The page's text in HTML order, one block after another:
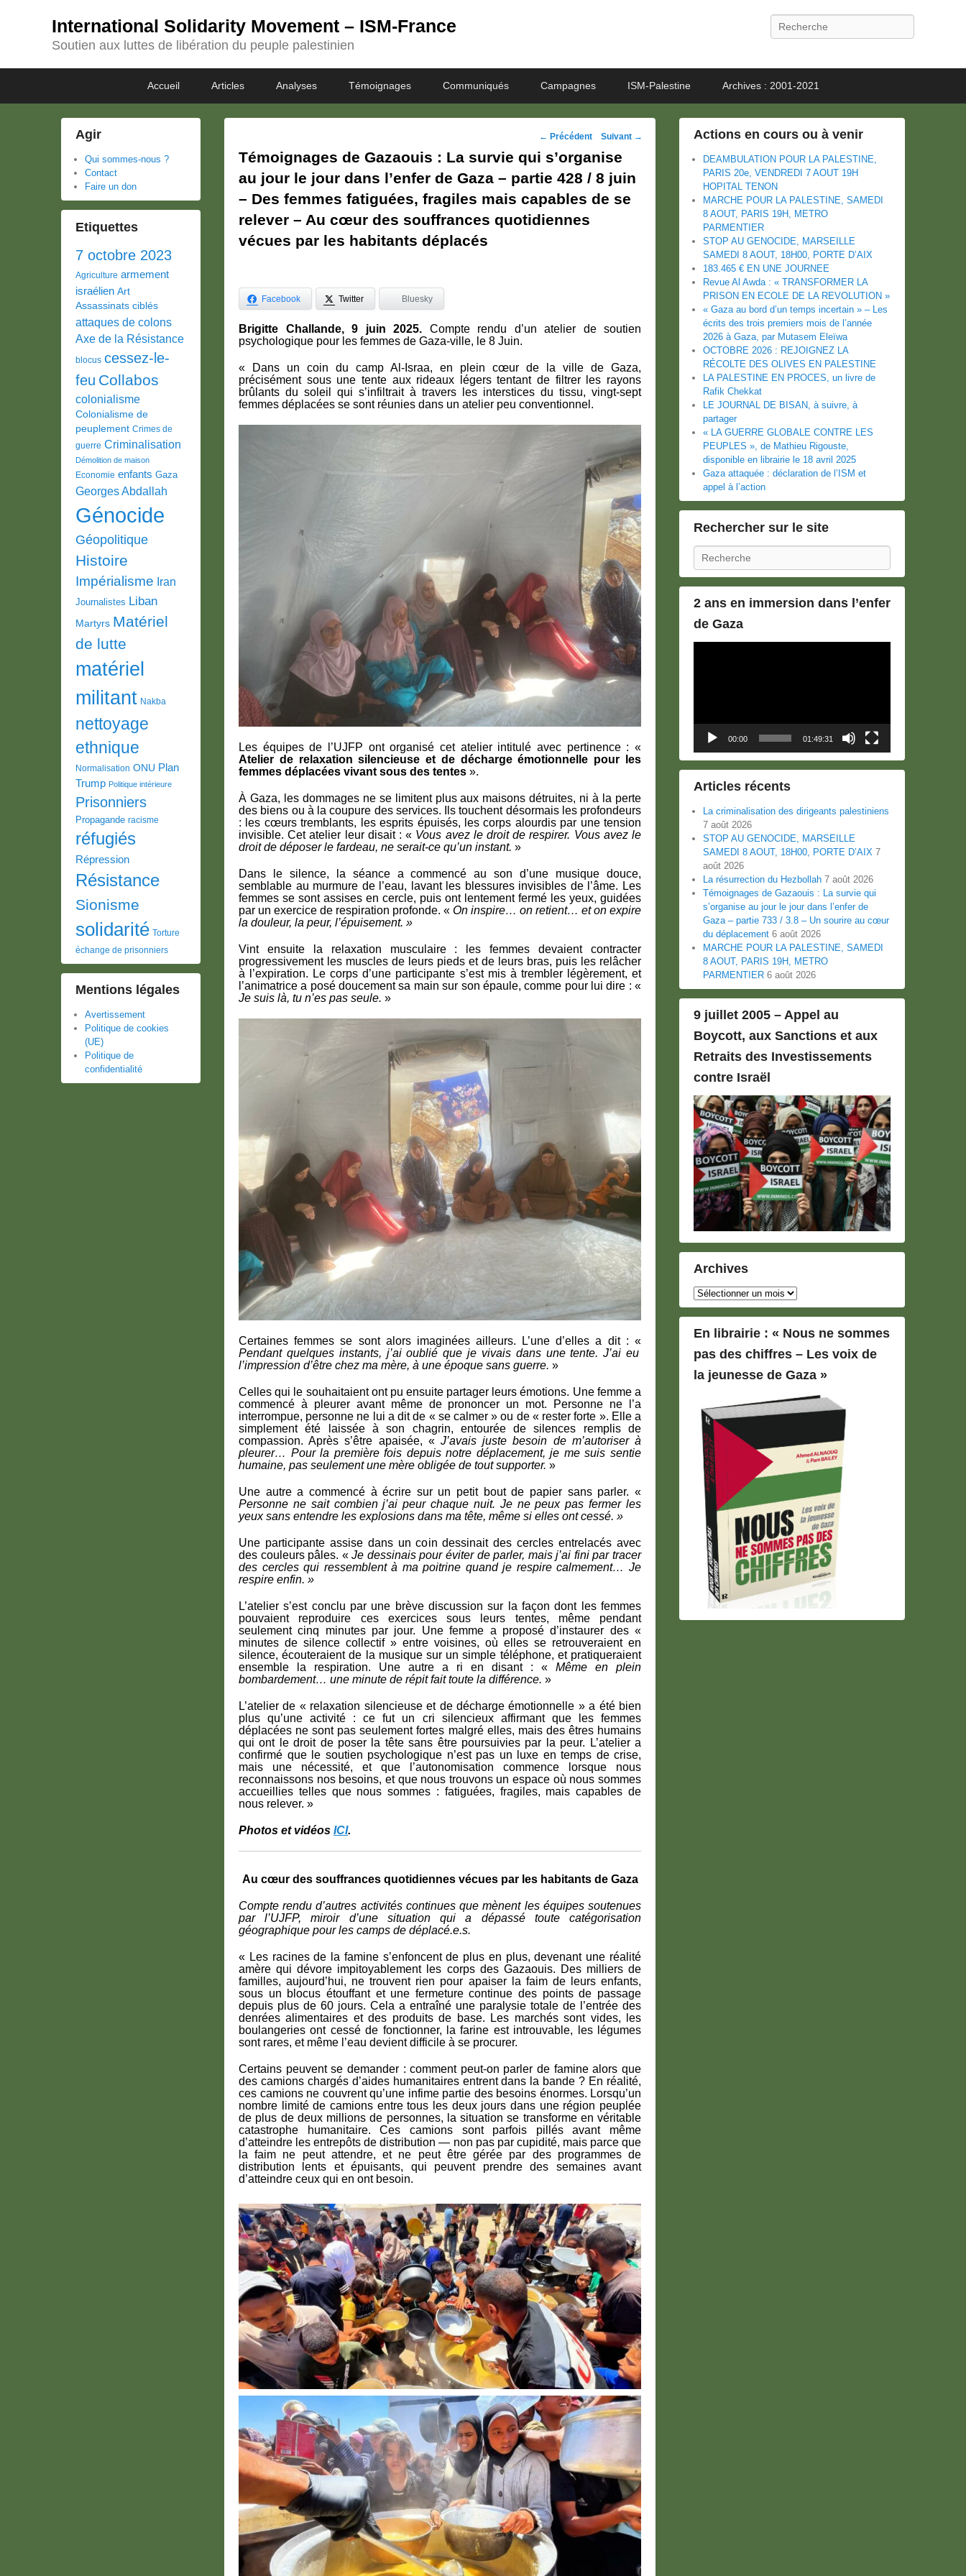
International Solidarity Movement – ISM-France
Soutien aux luttes de libération du peuple palestinien
Recherche
menu
Accueil Articles Analyses Témoignages Communiqués Campagnes ISM-Palestine Archives : 2001-2021
Navigation
des
posts
← Précédent Suivant →
Témoignages de Gazaouis : La survie qui s’organise
au jour le jour dans l’enfer de Gaza – partie 428 / 8 juin
– Des femmes fatiguées, fragiles mais capables de se
relever – Au cœur des souffrances quotidiennes
vécues par les habitants déplacés
Facebook Twitter Bluesky
Brigitte Challande, 9 juin 2025. Compte rendu d’un atelier de soutien
psychologique pour les femmes de Gaza-ville, le 8 Juin.
« Dans un coin du camp Al-Israa, en plein cœur de la ville de Gaza,
précisément sous une tente aux rideaux légers tentant de filtrer les rayons
brûlants du soleil qui s’infiltrait à travers les interstices du tissu, vingt-sept
femmes déplacées se sont réunies dans un atelier peu conventionnel.
Les équipes de l’UJFP ont organisé cet atelier intitulé avec pertinence : «
Atelier de relaxation silencieuse et de décharge émotionnelle pour les
femmes déplacées vivant sous des tentes ».
À Gaza, les dommages ne se limitent plus aux maisons détruites, ni à la perte
des biens ou à la coupure des services. Ils touchent désormais les profondeurs
: les cœurs tremblants, les esprits épuisés, les corps alourdis par une tension
invisible. Cet atelier leur disait : « Vous avez le droit de respirer. Vous avez le
droit de déposer le fardeau, ne serait-ce qu’un instant. »
Dans le silence, la séance a commencé au son d’une musique douce,
semblable au murmure de l’eau, lavant les blessures invisibles de l’âme. Les
femmes se sont assises en cercle, puis ont lentement fermé les yeux, guidées
par un exercice de respiration profonde. « On inspire… on retient… et on expire
la douleur, la peur, l’épuisement. »
Vint ensuite la relaxation musculaire : les femmes devaient contracter
progressivement les muscles de leurs pieds et de leurs bras, puis les relâcher
à l’expiration. Le corps d’une participante s’est mis à trembler légèrement, et
l’animatrice a posé doucement sa main sur son épaule, comme pour lui dire : «
Je suis là, tu n’es pas seule. »
Certaines femmes se sont alors imaginées ailleurs. L’une d’elles a dit : «
Pendant quelques instants, j’ai oublié que je vivais dans une tente. J’ai eu
l’impression d’être chez ma mère, à une époque sans guerre. »
Celles qui le souhaitaient ont pu ensuite partager leurs émotions. Une femme a
commencé à pleurer avant même de prononcer un mot. Personne ne l’a
interrompue, personne ne lui a dit de « se calmer » ou de « rester forte ». Elle a
simplement été laissée à son chagrin, entourée de silences remplis de
compassion. Après s’être apaisée, «J’avais juste besoin de m’autoriser à
pleurer… Pour la première fois depuis notre déplacement, je me suis sentie
humaine, pas seulement une mère obligée de tout supporter. »
Une autre a commencé à écrire sur un petit bout de papier sans parler. «
Personne ne sait combien j’ai peur chaque nuit. Je ne peux pas fermer les
yeux sans entendre les explosions dans ma tête, même si elles ont cessé. »
Une participante assise dans un coin dessinait des cercles entrelacés avec
des couleurs pâles. «Je dessinais pour éviter de parler, mais j’ai fini par tracer
des cercles qui ressemblent à ma poitrine quand je respire calmement… Je
respire enfin. »
L’atelier s’est conclu par une brève discussion sur la façon dont les femmes
pouvaient reproduire ces exercices sous leurs tentes, même pendant
seulement cinq minutes par jour. Une femme a proposé d’instaurer des «
minutes de silence collectif » entre voisines, où elles se retrouveraient en
silence, écouteraient de la musique sur un simple téléphone, et pratiqueraient
ensemble la respiration. Une autre a ri en disant : « Même en plein
bombardement… une minute de répit fait toute la différence. »
L’atelier de « relaxation silencieuse et de décharge émotionnelle » a été bien
plus qu’une activité : ce fut un cri silencieux affirmant que les femmes
déplacées ne sont pas seulement fortes malgré elles, mais des êtres humains
qui ont le droit de poser la tête sans être poursuivies par la peur. L’atelier a
confirmé que le soutien psychologique n’est pas un luxe en temps de crise,
mais une nécessité, et que l’autonomisation commence lorsque nous
reconnaissons nos besoins, et que nous trouvons un espace où nous sommes
accueillies telles que nous sommes : fatiguées, fragiles, mais capables de
nous relever. »
Photos et vidéos ICI.
Au cœur des souffrances quotidiennes vécues par les habitants de Gaza
Compte rendu d’autres activités continues que mènent les équipes soutenues
par l’UJFP, miroir d’une situation qui a dépassé toute catégorisation
géographique pour les camps de déplacé.e.s.
« Les racines de la famine s’enfoncent de plus en plus, devenant une réalité
amère qui dévore impitoyablement les corps des Gazaouis. Des milliers de
familles, aujourd’hui, ne trouvent rien pour apaiser la faim de leurs enfants,
sous un blocus étouffant et une fermeture continue des points de passage
depuis plus de 60 jours. Cela a entraîné une paralysie totale de l’entrée des
denrées alimentaires et des produits de base. Les marchés sont vides, les
boulangeries ont cessé de fonctionner, la farine est introuvable, les légumes
sont rares, et même l’eau devient difficile à se procurer.
Certains peuvent se demander : comment peut-on parler de famine alors que
des camions chargés d’aides humanitaires entrent dans la bande ? En réalité,
ces camions ne couvrent qu’une infime partie des besoins énormes. Lorsqu’un
nombre limité de camions entre tous les deux jours dans une région peuplée
de plus de deux millions de personnes, la situation se transforme en véritable
catastrophe humanitaire. Ces camions sont parfois pillés avant même
d’atteindre les entrepôts de distribution — non pas par cupidité, mais parce que
la faim ne peut attendre, et ne peut être gérée par des programmes de
distribution lents et épuisants, qui peuvent prendre des semaines avant
d’atteindre ceux qui en ont besoin.
Actions en cours ou à venir
DEAMBULATION POUR LA PALESTINE,
PARIS 20e, VENDREDI 7 AOUT 19H
HOPITAL TENON
MARCHE POUR LA PALESTINE, SAMEDI
8 AOUT, PARIS 19H, METRO
PARMENTIER
STOP AU GENOCIDE, MARSEILLE
SAMEDI 8 AOUT, 18H00, PORTE D’AIX
183.465 € EN UNE JOURNEE
Revue Al Awda : « TRANSFORMER LA
PRISON EN ECOLE DE LA REVOLUTION »
« Gaza au bord d’un temps incertain » – Les
écrits des trois premiers mois de l’année
2026 à Gaza, par Mutasem Eleïwa
OCTOBRE 2026 : REJOIGNEZ LA
RÉCOLTE DES OLIVES EN PALESTINE
LA PALESTINE EN PROCES, un livre de
Rafik Chekkat
LE JOURNAL DE BISAN, à suivre, à
partager
« LA GUERRE GLOBALE CONTRE LES
PEUPLES », de Mathieu Rigouste,
disponible en librairie le 18 avril 2025
Gaza attaquée : déclaration de l’ISM et
appel à l’action
Rechercher sur le site
Recherche
2 ans en immersion dans l’enfer
de Gaza
00:00 01:49:31
Articles récents
La criminalisation des dirigeants palestiniens
7 août 2026
STOP AU GENOCIDE, MARSEILLE
SAMEDI 8 AOUT, 18H00, PORTE D’AIX 7
août 2026
La résurrection du Hezbollah 7 août 2026
Témoignages de Gazaouis : La survie qui
s’organise au jour le jour dans l’enfer de
Gaza – partie 733 / 3.8 – Un sourire au cœur
du déplacement 6 août 2026
MARCHE POUR LA PALESTINE, SAMEDI
8 AOUT, PARIS 19H, METRO
PARMENTIER 6 août 2026
9 juillet 2005 – Appel au
Boycott, aux Sanctions et aux
Retraits des Investissements
contre Israël
Archives
Archives
En librairie : « Nous ne sommes
pas des chiffres – Les voix de
la jeunesse de Gaza »
Agir
Qui sommes-nous ?
Contact
Faire un don
Etiquettes
7 octobre 2023
Agriculture armement
israélien Art
Assassinats ciblés
attaques de colons
Axe de la Résistance
blocus cessez-le-
feu Collabos
colonialisme
Colonialisme de
peuplement Crimes de
guerre Criminalisation
Démolition de maison
Economie enfants Gaza
Georges Abdallah
Génocide
Géopolitique
Histoire
Impérialisme Iran
Journalistes Liban
Martyrs Matériel
de lutte
matériel
militant Nakba
nettoyage
ethnique
Normalisation ONU Plan
Trump Politique intérieure
Prisonniers
Propagande racisme
réfugiés
Répression
Résistance
Sionisme
solidarité Torture
échange de prisonniers
Mentions légales
Avertissement
Politique de cookies
(UE)
Politique de
confidentialité